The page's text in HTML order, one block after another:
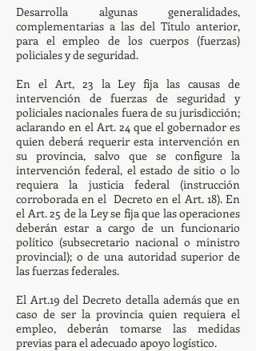
Desarrolla algunas generalidades,
complementarias a las del Título anterior,
para el empleo de los cuerpos (fuerzas)
policiales y de seguridad.
En el Art, 23 la Ley fija las causas de
intervención de fuerzas de seguridad y
policiales nacionales fuera de su jurisdicción;
aclarando en el Art. 24 que el gobernador es
quien deberá requerir esta intervención en
su provincia, salvo que se configure la
intervención federal, el estado de sitio o lo
requiera la justicia federal (instrucción
corroborada en el Decreto en el Art. 18). En
el Art. 25 de la Ley se fija que las operaciones
deberán estar a cargo de un funcionario
político (subsecretario nacional o ministro
provincial); o de una autoridad superior de
las fuerzas federales.
El Art.19 del Decreto detalla además que en
caso de ser la provincia quien requiera el
empleo, deberán tomarse las medidas
previas para el adecuado apoyo logístico.